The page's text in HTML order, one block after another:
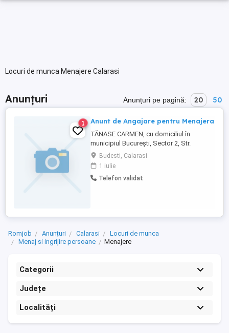
Locuri de munca Menajere Calarasi
Anunțuri Anunțuri pe pagină: 20 50
1 Anunt de Angajare pentru Menajera
TĂNASE CARMEN, cu domiciliul în
municipiul București, Sector 2, Str.
Teleajen, organizează selecție pentru
ocuparea unui post vacant de Menajeră
(COR 911101). Cerințe: studii generale;
experiența în activități de menaj constituie
Budesti, Calarasi
1 iulie
Telefon validat
Romjob Anunțuri Calarasi
Locuri de munca
Menaj si ingrijire persoane
Menajere
Categorii
Județe
Localități